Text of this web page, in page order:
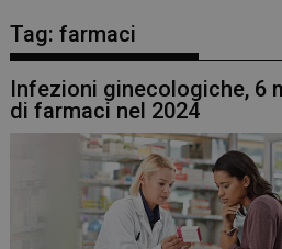
Tag:farmaci
Infezioni ginecologiche, 6
di farmaci nel 2024